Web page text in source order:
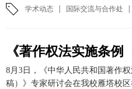
学术动态 | 国际交流与合作处 |
8月3日，《中华人民共和国著作
稿）》专家研讨会在我校雁塔校